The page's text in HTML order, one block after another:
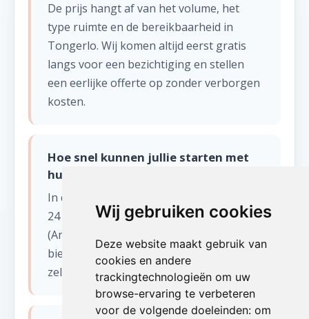
Wij gebruiken cookies
Deze website maakt gebruik van
cookies en andere
trackingtechnologieën om uw
browse-ervaring te verbeteren
voor de volgende doeleinden: om
De prijs hangt af van het volume, het
type ruimte en de bereikbaarheid in
Tongerlo. Wij komen altijd eerst gratis
langs voor een bezichtiging en stellen
een eerlijke offerte op zonder verborgen
kosten.
Hoe snel kunnen jullie starten met
huis leegmaken in Tongerlo?
In de meeste gevallen kunnen wij binnen
24 tot 48 uur starten in Tongerlo
(Antwerpen). Voor dringende situaties
bieden wij ook een spoedservice aan,
zelfs in het weekend.